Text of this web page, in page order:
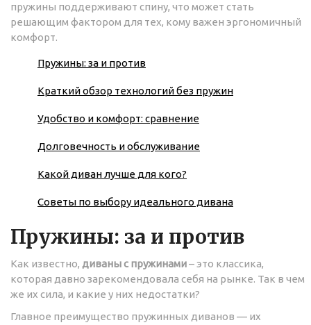
пружины поддерживают спину, что может стать
решающим фактором для тех, кому важен эргономичный
комфорт.
Пружины: за и против
Краткий обзор технологий без пружин
Удобство и комфорт: сравнение
Долговечность и обслуживание
Какой диван лучше для кого?
Советы по выбору идеального дивана
Пружины: за и против
Как известно, диваны с пружинами– это классика,
которая давно зарекомендовала себя на рынке. Так в чем
же их сила, и какие у них недостатки?
Главное преимущество пружинных диванов — их